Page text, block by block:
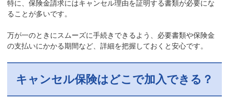
特に、保険金請求にはキャンセル理由を証明する書類が必要にな
ることが多いです。
万が一のときにスムーズに手続きできるよう、必要書類や保険金
の支払いにかかる期間など、詳細を把握しておくと安心です。
キャンセル保険はどこで加入できる？